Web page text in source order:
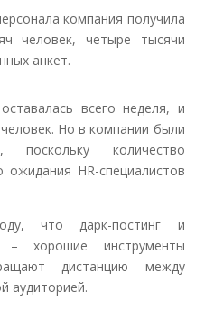
компания получила
человек, четыре тысячи
анкет.
всего неделя, и
Но в компании были
поскольку количество
HR-специалистов
что дарк-постинг и
– хорошие инструменты
дистанцию между
аудиторией.